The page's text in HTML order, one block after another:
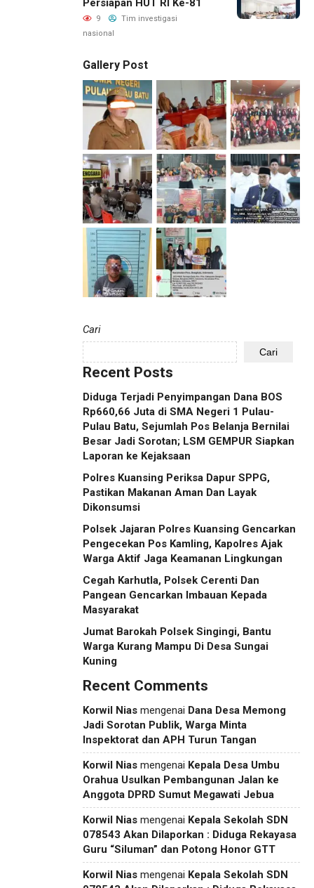
9
Tim investigasi
nasional
Gallery Post
Cari
Cari
Recent Posts
Diduga Terjadi Penyimpangan Dana BOS
Rp660,66 Juta di SMA Negeri 1 Pulau-
Pulau Batu, Sejumlah Pos Belanja Bernilai
Besar Jadi Sorotan; LSM GEMPUR Siapkan
Laporan ke Kejaksaan
Polres Kuansing Periksa Dapur SPPG,
Pastikan Makanan Aman Dan Layak
Dikonsumsi
Polsek Jajaran Polres Kuansing Gencarkan
Pengecekan Pos Kamling, Kapolres Ajak
Warga Aktif Jaga Keamanan Lingkungan
Cegah Karhutla, Polsek Cerenti Dan
Pangean Gencarkan Imbauan Kepada
Masyarakat
Jumat Barokah Polsek Singingi, Bantu
Warga Kurang Mampu Di Desa Sungai
Kuning
Recent Comments
Korwil Nias mengenai Dana Desa Memong
Jadi Sorotan Publik, Warga Minta
Inspektorat dan APH Turun Tangan
Korwil Nias mengenai Kepala Desa Umbu
Orahua Usulkan Pembangunan Jalan ke
Anggota DPRD Sumut Megawati Jebua
Korwil Nias mengenai Kepala Sekolah SDN
078543 Akan Dilaporkan : Diduga Rekayasa
Guru “Siluman” dan Potong Honor GTT
Korwil Nias mengenai Kepala Sekolah SDN